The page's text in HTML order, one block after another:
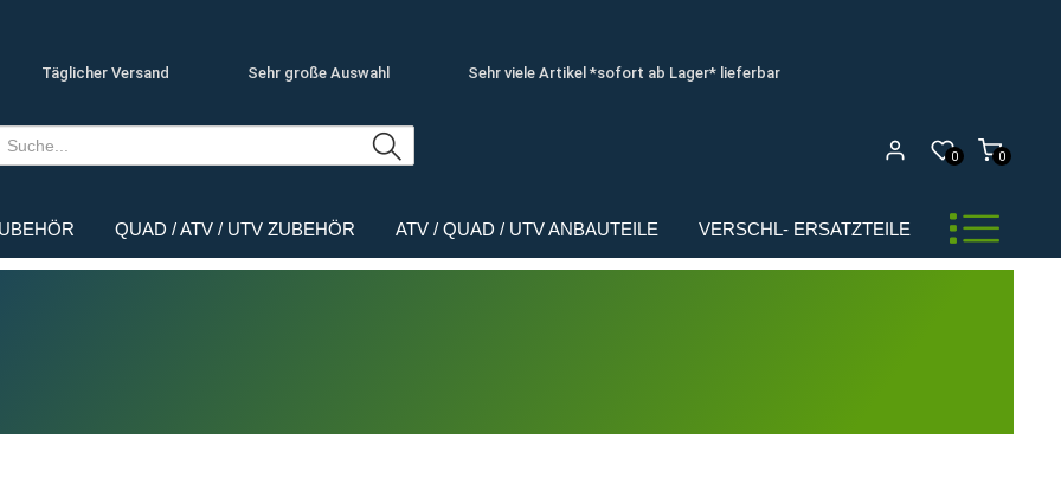
Täglicher Versand Sehr große Auswahl Sehr viele Artikel *sofort ab Lager* lieferbar
0
0
QUAD / ATV / UTV ZUBEHÖR ATV / QUAD / UTV ANBAUTEILE VERSCHL- ERSATZTEILE